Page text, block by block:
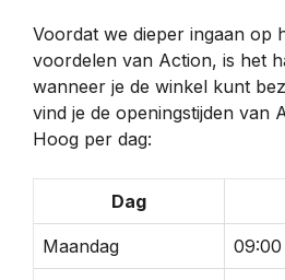
Voordat we dieper ingaan op
voordelen van Action, is het
wanneer je de winkel kunt
vind je de openingstijden van
Hoog per dag:
Dag
Maandag 09:00